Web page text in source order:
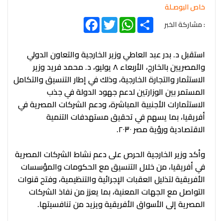
خاص البوصـلة
: مشاركة الخبر
FacebookTwitter
WhatsAppShare
استقبل د. بدر عبد العاطي وزير الخارجية والتعاون الدولي
والمصريين بالخارج، الأربعاء ٨ يوليو، د. محمد فريد وزير
الاستثمار والتجارة الخارجية، وذلك في إطار التنسيق والتكامل
المستمر بين الوزارتين لدعم جهود الدولة في جذب
الاستثمارات الأجنبية المباشرة، ودعم الشركات المصرية في
أفريقيا، بما يسهم في تحقيق مستهدفات التنمية
الاقتصادية ورؤية مصر ٢٠٣٠.
وأكد وزير الخارجية الحرص على دعم نشاط الشركات المصرية
في أفريقيا، من خلال التنسيق مع الحكومات والمؤسسات
الأفريقية لتذليل العقبات الإجرائية والتنظيمية، وفتح قنوات
التواصل مع الجهات المعنية، بما يعزز من نفاذ الشركات
المصرية إلى الأسواق الأفريقية ويزيد من تنافسيتها.